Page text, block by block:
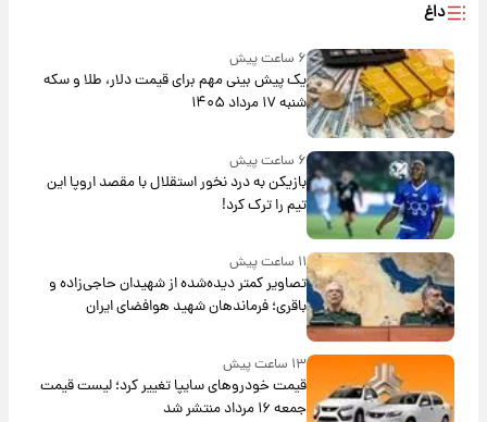
داغ
۶ ساعت پیش
یک پیش ‌بینی مهم برای قیمت دلار، طلا و سکه
شنبه ۱۷ مرداد ۱۴۰۵
۶ ساعت پیش
بازیکن به درد نخور استقلال با مقصد اروپا این
تیم را ترک کرد!
۱۱ ساعت پیش
تصاویر کمتر دیده‌شده از شهیدان حاجی‌زاده و
باقری؛ فرماندهان شهید هوافضای ایران
۱۳ ساعت پیش
قیمت خودروهای سایپا تغییر کرد؛ لیست قیمت
جمعه ۱۶ مرداد منتشر شد